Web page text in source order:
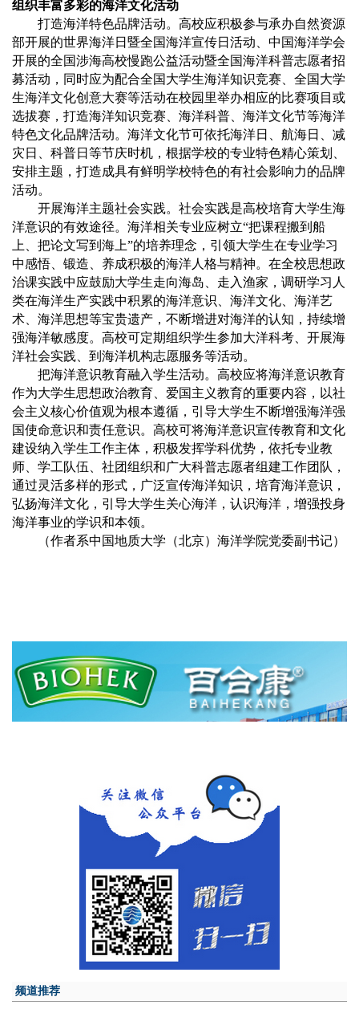
组织丰富多彩的海洋文化活动
打造海洋特色品牌活动。高校应积极参与承办自然资源
部开展的世界海洋日暨全国海洋宣传日活动、中国海洋学会
开展的全国涉海高校慢跑公益活动暨全国海洋科普志愿者招
募活动，同时应为配合全国大学生海洋知识竞赛、全国大学
生海洋文化创意大赛等活动在校园里举办相应的比赛项目或
选拔赛，打造海洋知识竞赛、海洋科普、海洋文化节等海洋
特色文化品牌活动。海洋文化节可依托海洋日、航海日、减
灾日、科普日等节庆时机，根据学校的专业特色精心策划、
安排主题，打造成具有鲜明学校特色的有社会影响力的品牌
活动。
开展海洋主题社会实践。社会实践是高校培育大学生海
洋意识的有效途径。海洋相关专业应树立“把课程搬到船
上、把论文写到海上”的培养理念，引领大学生在专业学习
中感悟、锻造、养成积极的海洋人格与精神。在全校思想政
治课实践中应鼓励大学生走向海岛、走入渔家，调研学习人
类在海洋生产实践中积累的海洋意识、海洋文化、海洋艺
术、海洋思想等宝贵遗产，不断增进对海洋的认知，持续增
强海洋敏感度。高校可定期组织学生参加大洋科考、开展海
洋社会实践、到海洋机构志愿服务等活动。
把海洋意识教育融入学生活动。高校应将海洋意识教育
作为大学生思想政治教育、爱国主义教育的重要内容，以社
会主义核心价值观为根本遵循，引导大学生不断增强海洋强
国使命意识和责任意识。高校可将海洋意识宣传教育和文化
建设纳入学生工作主体，积极发挥学科优势，依托专业教
师、学工队伍、社团组织和广大科普志愿者组建工作团队，
通过灵活多样的形式，广泛宣传海洋知识，培育海洋意识，
弘扬海洋文化，引导大学生关心海洋，认识海洋，增强投身
海洋事业的学识和本领。
（作者系中国地质大学（北京）海洋学院党委副书记）
频道推荐